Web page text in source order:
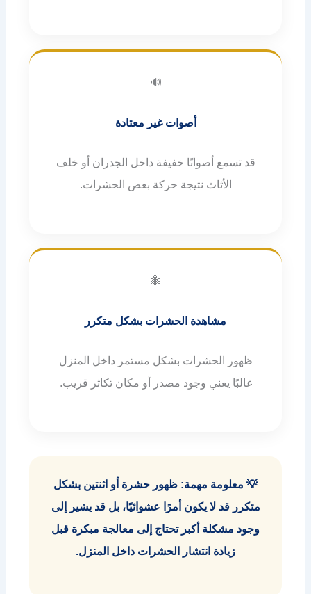
🔊
أصوات غير معتادة
قد تسمع أصواتًا خفيفة داخل الجدران أو خلف
الأثاث نتيجة حركة بعض الحشرات.
🐜
مشاهدة الحشرات بشكل متكرر
ظهور الحشرات بشكل مستمر داخل المنزل
غالبًا يعني وجود مصدر أو مكان تكاثر قريب.
💡 معلومة مهمة: ظهور حشرة أو اثنتين بشكل
متكرر قد لا يكون أمرًا عشوائيًا، بل قد يشير إلى
وجود مشكلة أكبر تحتاج إلى معالجة مبكرة قبل
زيادة انتشار الحشرات داخل المنزل.